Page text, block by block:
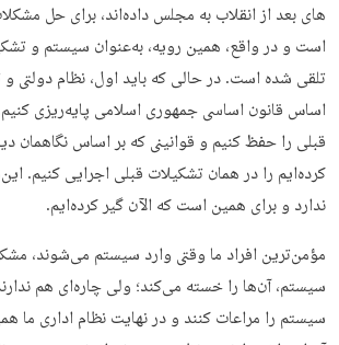
های بعد از انقلاب به مجلس داده­‌اند، برای حل
است و در واقع، همین رویه، به‌عنوان سیستم و
تلقی شده است. در حالی که باید اول، نظام دولتی
اساس قانون اساسی جمهوری اسلامی پایه‌ریزی
قبلی را حفظ کنیم و قوانینی که بر اساس نگاهمان
کرده­‌ایم را در همان تشکیلات قبلی اجرایی کنیم.
ندارد و برای همین است که الآن گیر کرده‌­ایم.
مؤمن‌­ترین افراد ما وقتی وارد سیستم می­‌شوند،
سیستم، آن‌ها را خسته می‌­کند؛ ولی چاره­‌ای هم
سیستم را مراعات کنند و در نهایت نظام اداری ما